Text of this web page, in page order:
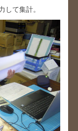
して集計。